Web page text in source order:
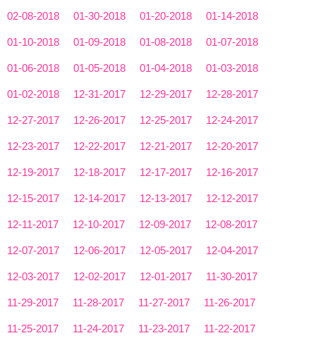
02-08-2018 01-30-2018 01-20-2018 01-14-2018
01-10-2018 01-09-2018 01-08-2018 01-07-2018
01-06-2018 01-05-2018 01-04-2018 01-03-2018
01-02-2018 12-31-2017 12-29-2017 12-28-2017
12-27-2017 12-26-2017 12-25-2017 12-24-2017
12-23-2017 12-22-2017 12-21-2017 12-20-2017
12-19-2017 12-18-2017 12-17-2017 12-16-2017
12-15-2017 12-14-2017 12-13-2017 12-12-2017
12-11-2017 12-10-2017 12-09-2017 12-08-2017
12-07-2017 12-06-2017 12-05-2017 12-04-2017
12-03-2017 12-02-2017 12-01-2017 11-30-2017
11-29-2017 11-28-2017 11-27-2017 11-26-2017
11-25-2017 11-24-2017 11-23-2017 11-22-2017